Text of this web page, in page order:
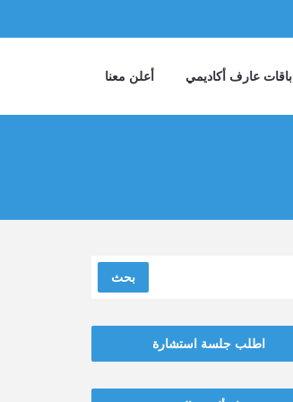
باقات عارف أكاديمي أعلن معنا
بحث
اطلب جلسة استشارة